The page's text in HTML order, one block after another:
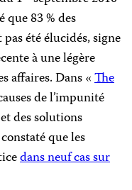
que 83 % des
été élucidés, signe
à une légère
affaires. Dans «The
de l’impunité
des solutions
que les
dans neuf cas sur